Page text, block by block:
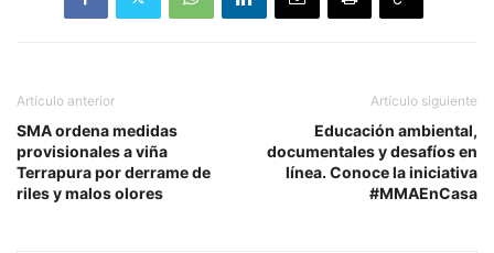
Artículo anterior
SMA ordena medidas
provisionales a viña
Terrapura por derrame de
riles y malos olores
Artículo siguiente
Educación ambiental,
documentales y desafíos en
línea. Conoce la iniciativa
#MMAEnCasa